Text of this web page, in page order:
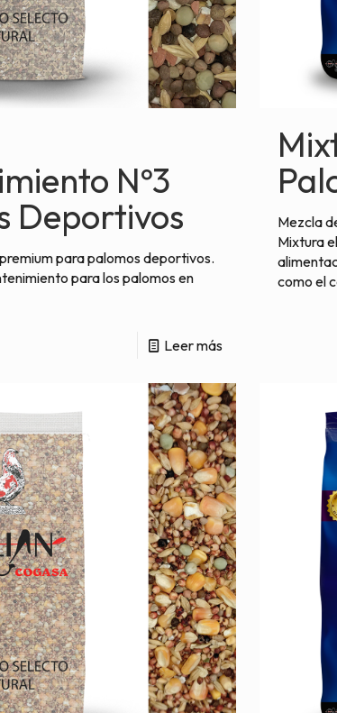
Nº3
Deportivos
para palomos deportivos.
para los palomos en
Leer más
Mezcla
Mixtura
como el